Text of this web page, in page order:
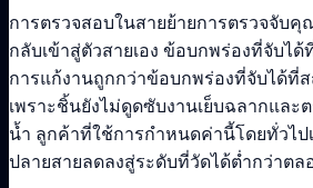
การตรวจสอบในสายย้ายการตรวจจับ
กลับเข้าสู่ตัวสายเอง ข้อบกพร่องที่จับ
การแก้งานถูกกว่าข้อบกพร่องที่จับได้ที่
เพราะชิ้นยังไม่ดูดซับงานเย็บฉลากแล
น้ำ ลูกค้าที่ใช้การกำหนดค่านี้โดยทั่วไป
ปลายสายลดลงสู่ระดับที่วัดได้ต่ำกว่าตล